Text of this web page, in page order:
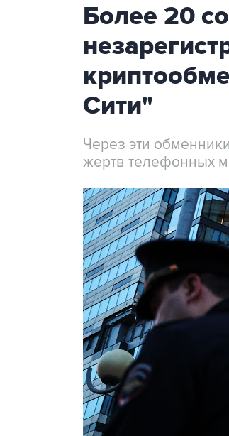
Более 20
Сити"
Через эти
жертв телефонных